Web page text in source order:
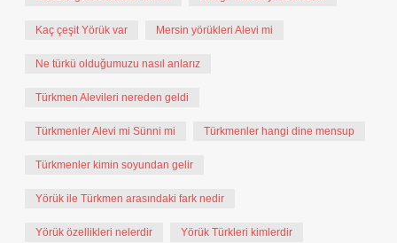
Kaç çeşit Yörük var Mersin yörükleri Alevi mi
Ne türkü olduğumuzu nasıl anlarız
Türkmen Alevileri nereden geldi
Türkmenler Alevi mi Sünni mi Türkmenler hangi dine mensup
Türkmenler kimin soyundan gelir
Yörük ile Türkmen arasındaki fark nedir
Yörük özellikleri nelerdir Yörük Türkleri kimlerdir